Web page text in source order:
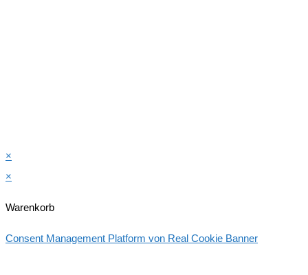
×
×
Warenkorb
Consent Management Platform von Real Cookie Banner